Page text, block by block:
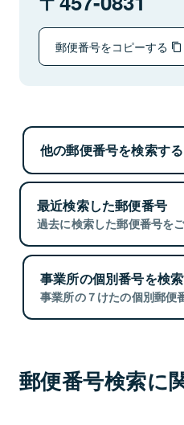
郵便番号をコピーする
他の郵便番号を検索する
最近検索した郵便番号
過去に検索した郵便番号を
事業所の個別番号を検
事業所の７けたの個別郵便
郵便番号検索に